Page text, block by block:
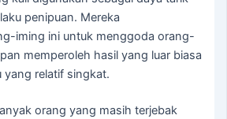
penipuan. Mereka
iming ini untuk menggoda orang-
memperoleh hasil yang luar biasa
yang relatif singkat.
orang yang masih terjebak